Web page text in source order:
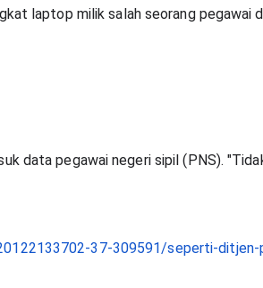
laptop milik salah seorang pegawai
data pegawai negeri sipil (PNS).
37-309591/seperti-ditjen-